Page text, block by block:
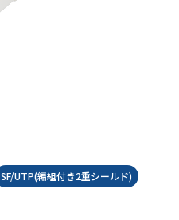
SF/UTP(編組付き2重シールド)